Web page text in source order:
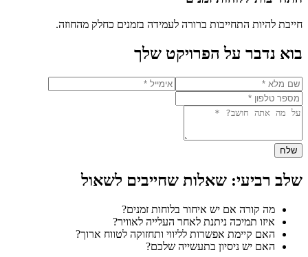
חייבת להיות התחייבות ברורה לעמידה בזמנים כחלק מהחוזה.
בוא נדבר על הפרויקט שלך
שלח
שלב רביעי: שאלות שחייבים לשאול
מה קורה אם יש איחור בלוחות זמנים?
איזו תמיכה ניתנת לאחר העלייה לאוויר?
האם קיימת אפשרות לליווי ותחזוקה לטווח ארוך?
האם יש ניסיון בתעשייה שלכם?